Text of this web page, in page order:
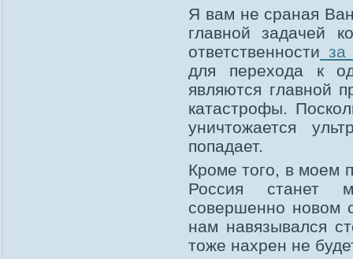
Я вам не сраная
главной задачей
ответственности за
для перехода к
являются главной
катастрофы.
уничтожается
попадает.
Кроме того, в моем
Россия станет
совершенно новом
нам навязывался
тоже нахрен не